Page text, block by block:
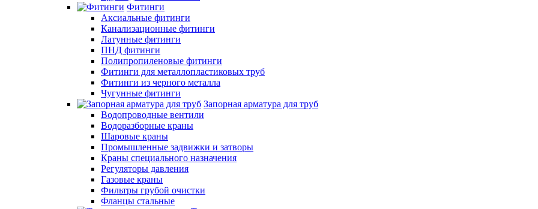
Фитинги
Аксиальные фитинги
Канализационные фитинги
Латунные фитинги
ПНД фитинги
Полипропиленовые фитинги
Фитинги для металлопластиковых труб
Фитинги из черного металла
Чугунные фитинги
Запорная арматура для труб
Водопроводные вентили
Водоразборные краны
Шаровые краны
Промышленные задвижки и затворы
Краны специального назначения
Регуляторы давления
Газовые краны
Фильтры грубой очистки
Фланцы стальные